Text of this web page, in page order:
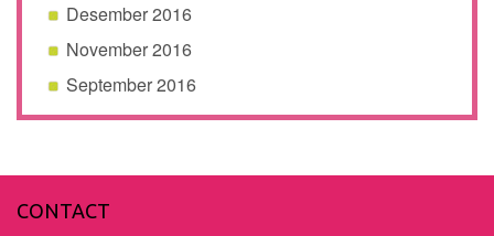
Desember 2016
November 2016
September 2016
CONTACT